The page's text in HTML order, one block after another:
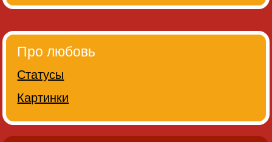
Про любовь
Статусы
Картинки